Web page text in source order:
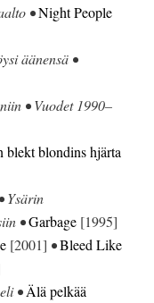
•Night People
äänensä •
• Vuodet 1990–
blekt blondins hjärta
Ysärin
•Garbage [1995]
[2001] •Bleed Like
•Älä pelkää